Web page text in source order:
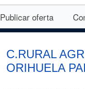
Publicar oferta
C.RURAL
ORIHUELA